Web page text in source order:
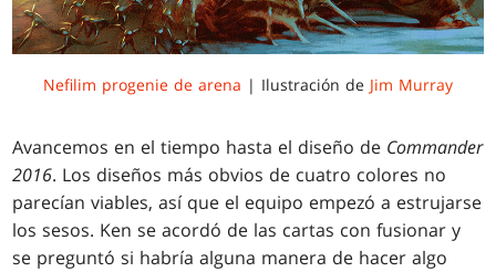
Nefilim progenie de arena | Ilustración de Jim Murray
Avancemos en el tiempo hasta el diseño de Commander
2016. Los diseños más obvios de cuatro colores no
parecían viables, así que el equipo empezó a estrujarse
los sesos. Ken se acordó de las cartas con fusionar y
se preguntó si habría alguna manera de hacer algo